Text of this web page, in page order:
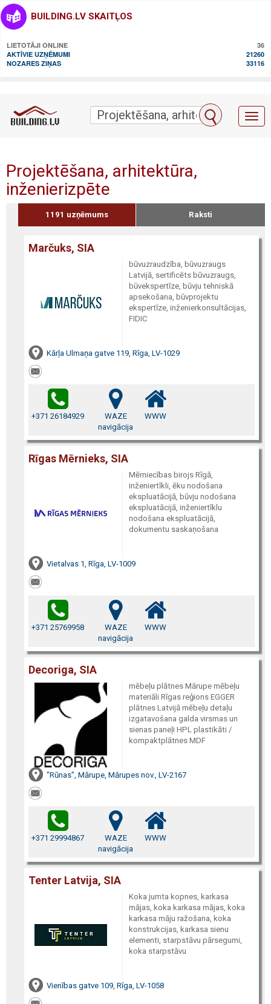
BUILDING.LV SKAITĻOS
LIETOTĀJI ONLINE
36
AKTĪVIE UZŅĒMUMI
21260
NOZARES ZIŅAS
33116
Projektēšana, arhitektūra,
inženierizpēte
1191 uzņēmums Raksti
Marčuks, SIA
būvuzraudzība, būvuzraugs
Latvijā, sertificēts būvuzraugs,
būvekspertīze, būvju tehniskā
apsekošana, būvprojektu
ekspertīze, inženierkonsultācijas,
FIDIC
Kārļa Ulmaņa gatve 119, Rīga, LV-1029
+371 26184929
WAZE
navigācija
WWW
Rīgas Mērnieks, SIA
Mērniecības birojs Rīgā,
inženiertīkli, ēku nodošana
ekspluatācijā, būvju nodošana
ekspluatācijā, inženiertīklu
nodošana ekspluatācijā,
dokumentu saskaņošana
Vietalvas 1, Rīga, LV-1009
+371 25769958
WAZE
navigācija
WWW
Decoriga, SIA
mēbeļu plātnes Mārupe mēbeļu
materiāli Rīgas reģions EGGER
plātnes Latvijā mēbeļu detaļu
izgatavošana galda virsmas un
sienas paneļi HPL plastikāti /
kompaktplātnes MDF
"Rūnas", Mārupe, Mārupes nov., LV-2167
+371 29994867
WAZE
navigācija
WWW
Tenter Latvija, SIA
Koka jumta kopnes, karkasa
mājas, koka karkasa mājas, koka
karkasa māju ražošana, koka
konstrukcijas, karkasa sienu
elementi, starpstāvu pārsegumi,
koka starpstāvu
Vienības gatve 109, Rīga, LV-1058